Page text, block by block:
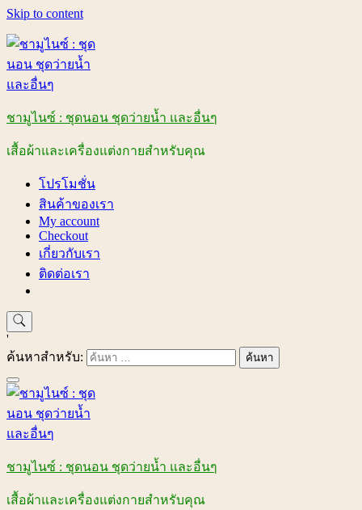
Skip to content
ชามูไนซ์ : ชุดนอน ชุดว่ายน้ำ และอื่นๆ
เสื้อผ้าและเครื่องแต่งกายสำหรับคุณ
โปรโมชั่น
สินค้าของเรา
My account
Checkout
เกี่ยวกับเรา
ติดต่อเรา
'
ค้นหาสำหรับ:
ชามูไนซ์ : ชุดนอน ชุดว่ายน้ำ และอื่นๆ
เสื้อผ้าและเครื่องแต่งกายสำหรับคุณ